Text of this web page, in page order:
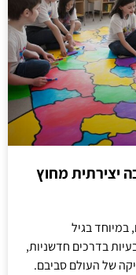
יצירתית מחוץ
במיוחד בגיל
בדרכים חדשניות,
של העולם סביבם.